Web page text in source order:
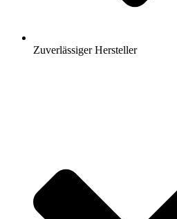
Zuverlässiger Hersteller